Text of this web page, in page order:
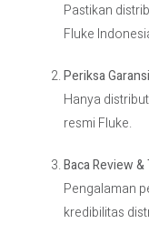
Pastikan
Fluke
Periksa Garansi
Hanya
resmi Fluke.
Baca Review
Pengalaman
kredibilitas